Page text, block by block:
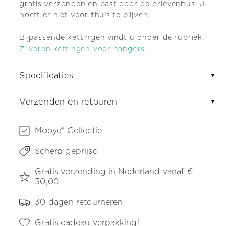
gratis verzonden en past door de brievenbus. U
hoeft er niet voor thuis te blijven.
Bijpassende kettingen vindt u onder de rubriek:
Zilveren kettingen voor hangers .
Specificaties ▼
Verzenden en retouren ▼
Mooye® Collectie
Scherp geprijsd
Gratis verzending in Nederland vanaf €
30,00
30 dagen retourneren
Gratis cadeau verpakking!